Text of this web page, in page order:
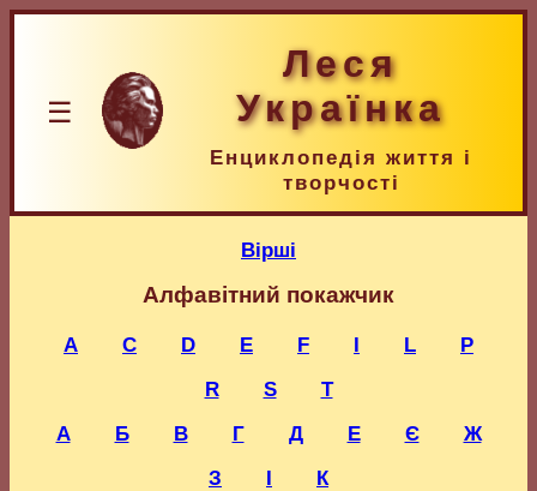
☰
Леся
Українка
Енциклопедія життя і
творчості
Вірші
Алфавітний покажчик
A C D E F I L
P
R
S
T
А
Б В Г Д Е Є
Ж
З
І
К